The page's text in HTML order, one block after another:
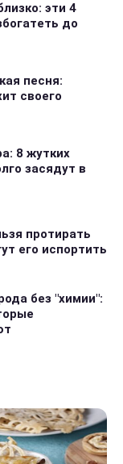
эти 4
до
песня:
своего
8 жутких
засядут в
протирать
его испортить
без "химии":